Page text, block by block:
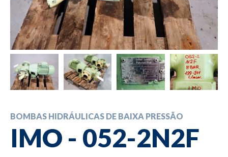
BOMBAS HIDRÁULICAS DE BAIXA PRESSÃO
IMO - 052-2N2F